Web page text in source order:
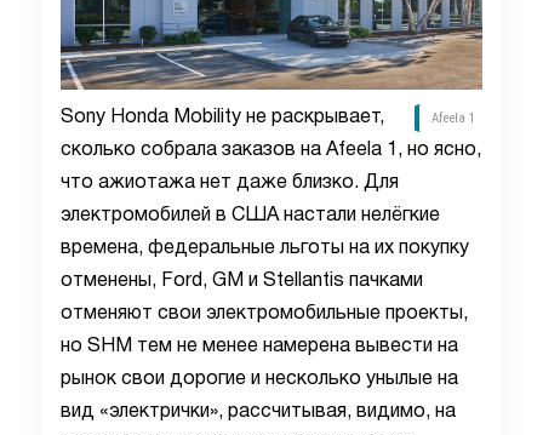
Afeela 1
Sony Honda Mobility не раскрывает,
сколько собрала заказов на Afeela 1, но ясно,
что ажиотажа нет даже близко. Для
электромобилей в США настали нелёгкие
времена, федеральные льготы на их покупку
отменены, Ford, GM и Stellantis пачками
отменяют свои электромобильные проекты,
но SHM тем не менее намерена вывести на
рынок свои дорогие и несколько унылые на
вид «электрички», рассчитывая, видимо, на